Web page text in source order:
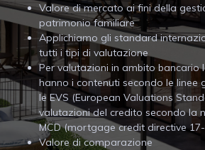
Valore di mercato ai fini della
patrimonio familiare
Applichiamo gli standard
tutti i tipi di valutazione
Per valutazioni in ambito bancario
hanno i contenuti secondo le linee
le EVS (European Valuations
valutazioni del credito secondo la
MCD (mortgage credit directive 17-
Valore di comparazione